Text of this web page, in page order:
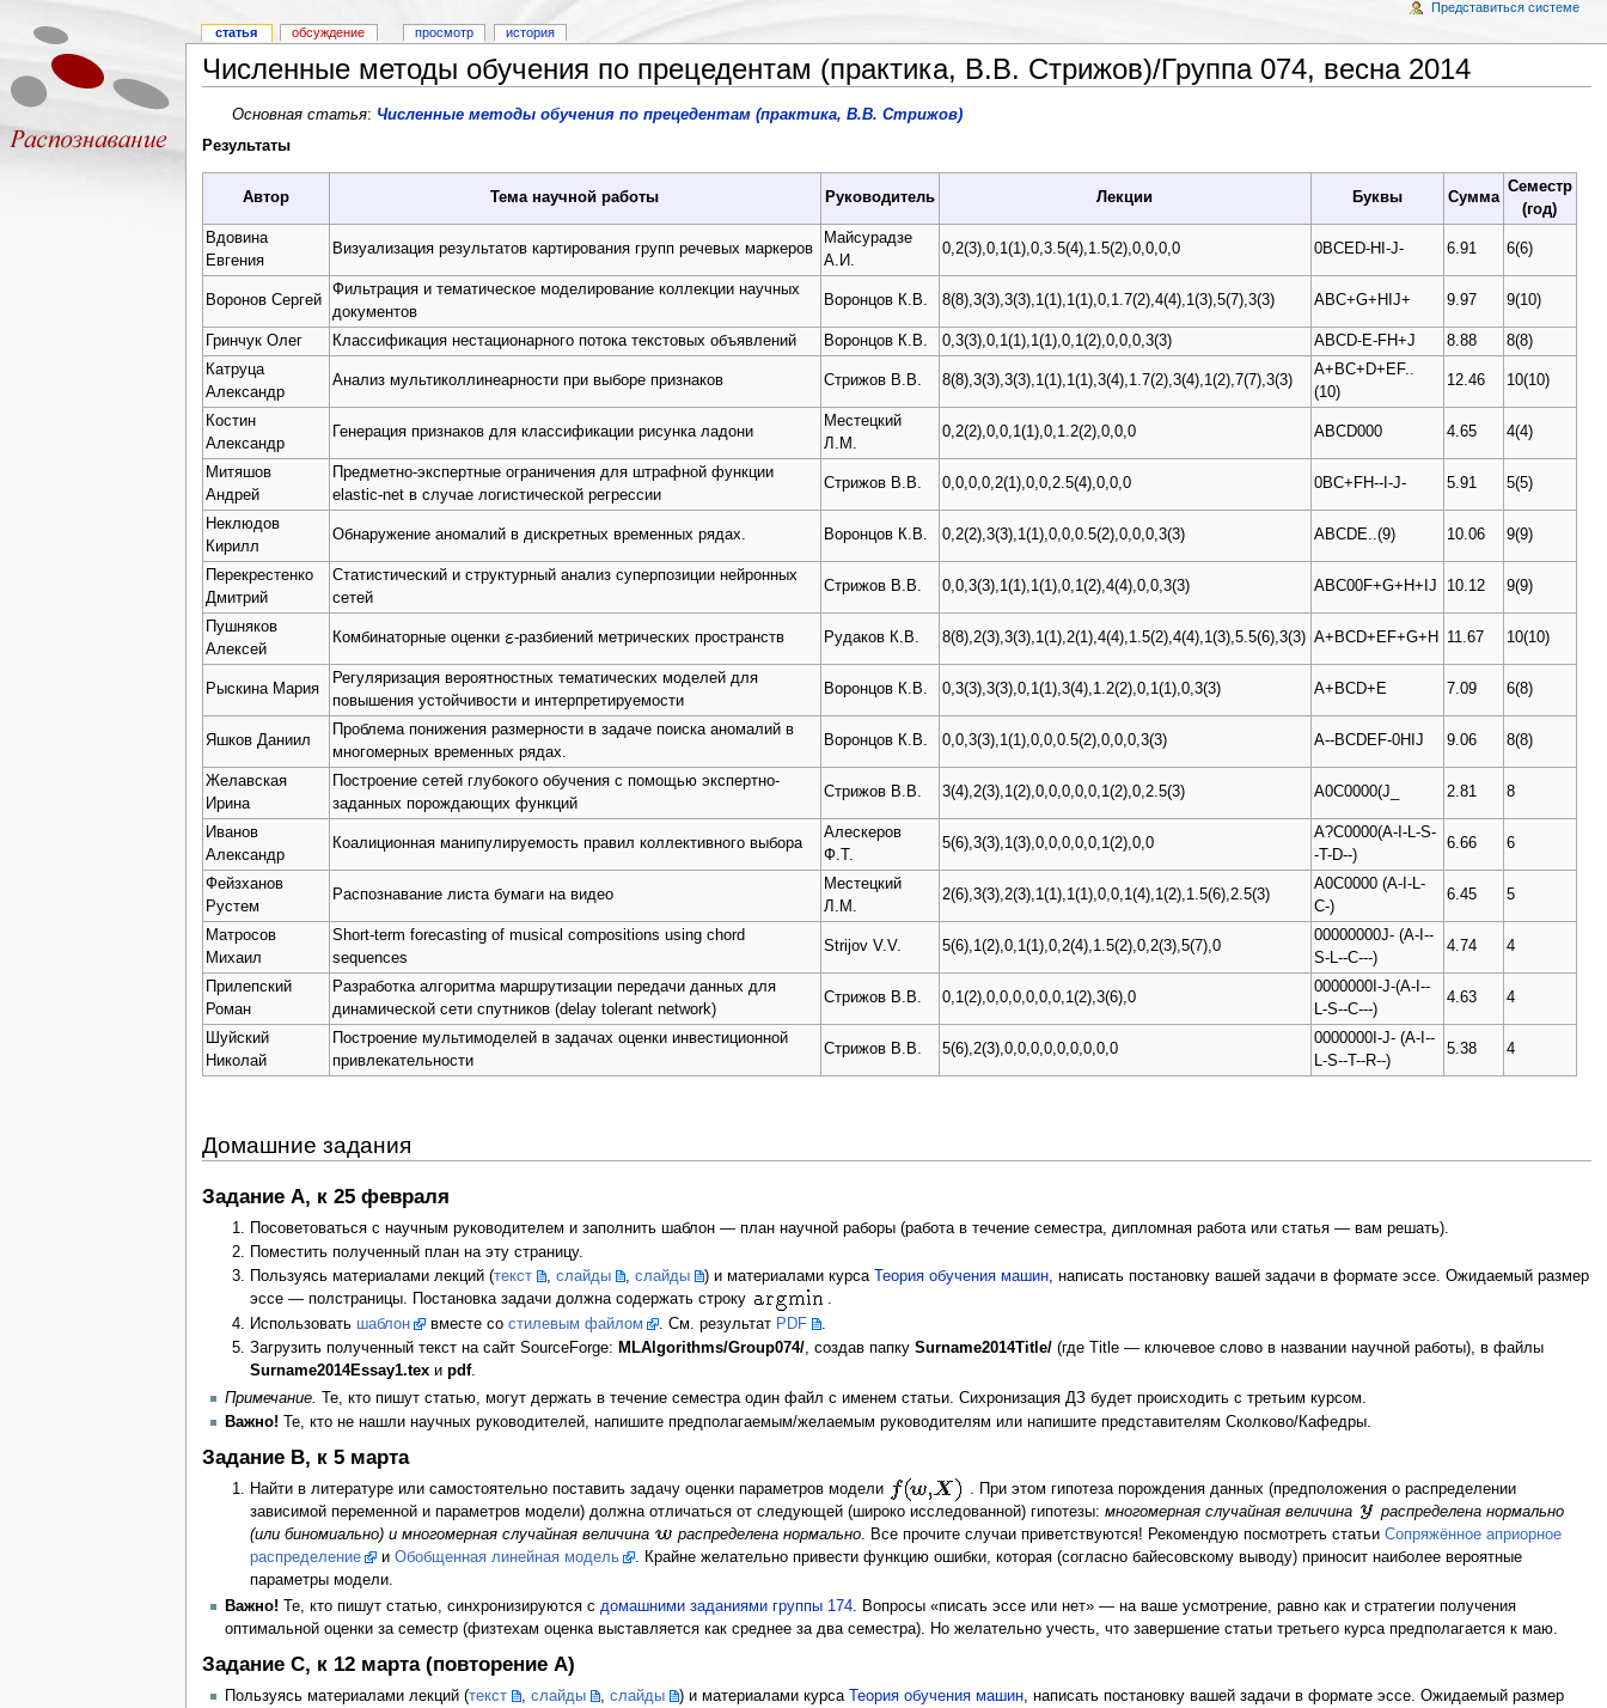
Численные методы обучения по прецедентам (практика, В.В. Стрижов)/Группа 074, весна 2014
Основная статья: Численные методы обучения по прецедентам (практика, В.В. Стрижов)
Результаты
Автор Тема научной работы Руководитель Лекции Буквы Сумма
Семестр
(год)
Вдовина
Евгения
Визуализация результатов картирования групп речевых маркеров
Майсурадзе
А.И.
0,2(3),0,1(1),0,3.5(4),1.5(2),0,0,0,0 0BCED-HI-J- 6.91 6(6)
Воронов Сергей
Фильтрация и тематическое моделирование коллекции научных
документов
Воронцов К.В. 8(8),3(3),3(3),1(1),1(1),0,1.7(2),4(4),1(3),5(7),3(3) ABC+G+HIJ+ 9.97 9(10)
Гринчук Олег Классификация нестационарного потока текстовых объявлений Воронцов К.В. 0,3(3),0,1(1),1(1),0,1(2),0,0,0,3(3) ABCD-E-FH+J 8.88
8(8)
Катруца
Александр
Анализ мультиколлинеарности при выборе признаков Стрижов В.В. 8(8),3(3),3(3),1(1),1(1),3(4),1.7(2),3(4),1(2),7(7),3(3)
A+BC+D+EF..
(10)
12.46 10(10)
Костин
Александр
Генерация признаков для классификации рисунка ладони
Местецкий
Л.М.
0,2(2),0,0,1(1),0,1.2(2),0,0,0 ABCD000 4.65 4(4)
Митяшов
Андрей
Предметно-экспертные ограничения для штрафной функции
elastic-net в случае логистической регрессии
Стрижов В.В. 0,0,0,0,2(1),0,0,2.5(4),0,0,0 0BC+FH--I-J- 5.91 5(5)
Неклюдов
Кирилл
Обнаружение аномалий в дискретных временных рядах. Воронцов К.В. 0,2(2),3(3),1(1),0,0,0.5(2),0,0,0,3(3) ABCDE..(9) 10.06 9(9)
Перекрестенко
Дмитрий
Статистический и структурный анализ суперпозиции нейронных
сетей
Стрижов В.В. 0,0,3(3),1(1),1(1),0,1(2),4(4),0,0,3(3) ABC00F+G+H+IJ 10.12 9(9)
Пушняков
Алексей
Комбинаторные оценки -разбиений метрических пространств Рудаков К.В. 8(8),2(3),3(3),1(1),2(1),4(4),1.5(2),4(4),1(3),5.5(6),3(3) A+BCD+EF+G+H 11.67 10(10)
Рыскина Мария
Регуляризация вероятностных тематических моделей для
повышения устойчивости и интерпретируемости
Воронцов К.В. 0,3(3),3(3),0,1(1),3(4),1.2(2),0,1(1),0,3(3) A+BCD+E 7.09 6(8)
Яшков Даниил
Проблема понижения размерности в задаче поиска аномалий в
многомерных временных рядах.
Воронцов К.В. 0,0,3(3),1(1),0,0,0.5(2),0,0,0,3(3) A--BCDEF-0HIJ 9.06 8(8)
Желавская
Ирина
Построение сетей глубокого обучения с помощью экспертно-
заданных порождающих функций
Стрижов В.В. 3(4),2(3),1(2),0,0,0,0,0,1(2),0,2.5(3) A0C0000(J_ 2.81 8
Иванов
Александр
Коалиционная манипулируемость правил коллективного выбора
Алескеров
Ф.Т.
5(6),3(3),1(3),0,0,0,0,0,1(2),0,0
A?C0000(A-I-L-S-
-T-D--)
6.66 6
Фейзханов
Рустем
Распознавание листа бумаги на видео
Местецкий
Л.М.
2(6),3(3),2(3),1(1),1(1),0,0,1(4),1(2),1.5(6),2.5(3)
A0C0000 (A-I-L-
C-)
6.45 5
Матросов
Михаил
Short-term forecasting of musical compositions using chord
sequences
Strijov V.V. 5(6),1(2),0,1(1),0,2(4),1.5(2),0,2(3),5(7),0
00000000J- (A-I--
S-L--C---)
4.74 4
Прилепский
Роман
Разработка алгоритма маршрутизации передачи данных для
динамической сети спутников (delay tolerant network)
Стрижов В.В. 0,1(2),0,0,0,0,0,0,1(2),3(6),0
0000000I-J-(A-I--
L-S--C---)
4.63 4
Шуйский
Николай
Построение мультимоделей в задачах оценки инвестиционной
привлекательности
Стрижов В.В. 5(6),2(3),0,0,0,0,0,0,0,0,0
0000000I-J- (A-I--
L-S--T--R--)
5.38 4
Домашние задания
Задание A, к 25 февраля
Посоветоваться с научным руководителем и заполнить шаблон — план научной раборы (работа в течение семестра, дипломная работа или статья — вам решать).
Поместить полученный план на эту страницу.
Пользуясь материалами лекций (текст ,слайды ,слайды ) и материалами курса Теория обучения машин, написать постановку вашей задачи в формате эссе. Ожидаемый размер
эссе — полстраницы. Постановка задачи должна содержать строку
.
Использовать шаблон вместе состилевым файлом . См. результат PDF
Загрузить полученный текст на сайт SourceForge: MLAlgorithms/Group074/, создав папкуSurname2014Title/ (где Title — ключевое слово в названии научной работы), в файлы
Surname2014Essay1.tex иpdf.
Примечание. Те, кто пишут статью, могут держать в течение семестра один файл с именем статьи. Сихронизация ДЗ будет происходить с третьим курсом.
Важно! Те, кто не нашли научных руководителей, напишите предполагаемым/желаемым руководителям или напишите представителям Сколково/Кафедры.
Задание B, к 5 марта
Найти в литературе или самостоятельно поставить задачу оценки параметров модели
. При этом гипотеза порождения данных (предположения о распределении
зависимой переменной и параметров модели) должна отличаться от следующей (широко исследованной) гипотезы:многомерная случайная величина
распределена нормально
(или биномиально) и многомерная случайная величина
распределена нормально . Все прочите случаи приветствуются! Рекомендую посмотреть статьиСопряжённое априорное
распределение
иОбобщенная линейная модель
. Крайне желательно привести функцию ошибки, которая (согласно байесовскому выводу) приносит наиболее вероятные
параметры модели.
Важно! Те, кто пишут статью, синхронизируются с домашними заданиями группы 174. Вопросы «писать эссе или нет» — на ваше усмотрение, равно как и стратегии получения
оптимальной оценки за семестр (физтехам оценка выставляется как среднее за два семестра). Но желательно учесть, что завершение статьи третьего курса предполагается к маю.
Задание C, к 12 марта (повторение A)
Пользуясь материалами лекций (текст , слайды , слайды ) и материалами курса Теория обучения машин, написать постановку вашей задачи в формате эссе. Ожидаемый размер
статья обсуждение просмотр история
Представиться системе